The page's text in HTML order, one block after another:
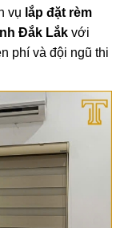
vụ lắp đặt rèm
Đắk Lắk với
phí và đội ngũ thi